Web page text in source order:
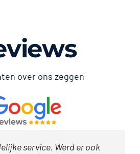
over ons zeggen
afgesleept, zeer
service. Werd er ook
de modder gereden en
goede communicatie en
en is netjes optijd
direct gebelt en